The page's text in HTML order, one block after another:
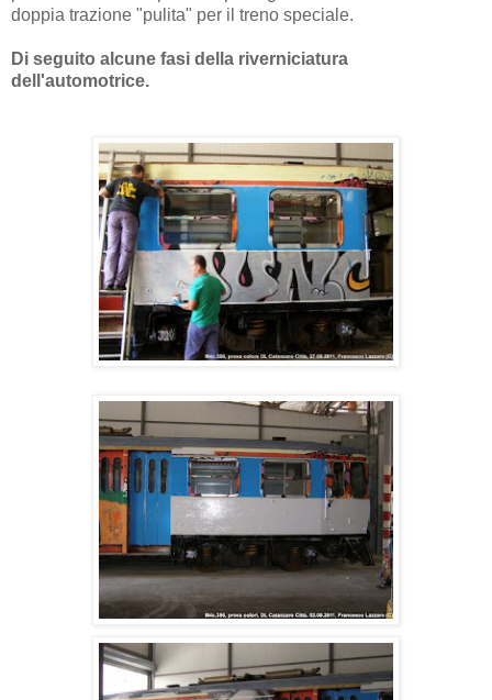
doppia trazione "pulita" per il treno speciale.
Di seguito alcune fasi della riverniciatura
dell'automotrice.